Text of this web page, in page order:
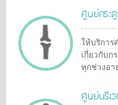
ศูนย์กระ
ให้บริกา
เกี่ยวกับก
ทุกช่วงอา
ศูนย์นรีเ